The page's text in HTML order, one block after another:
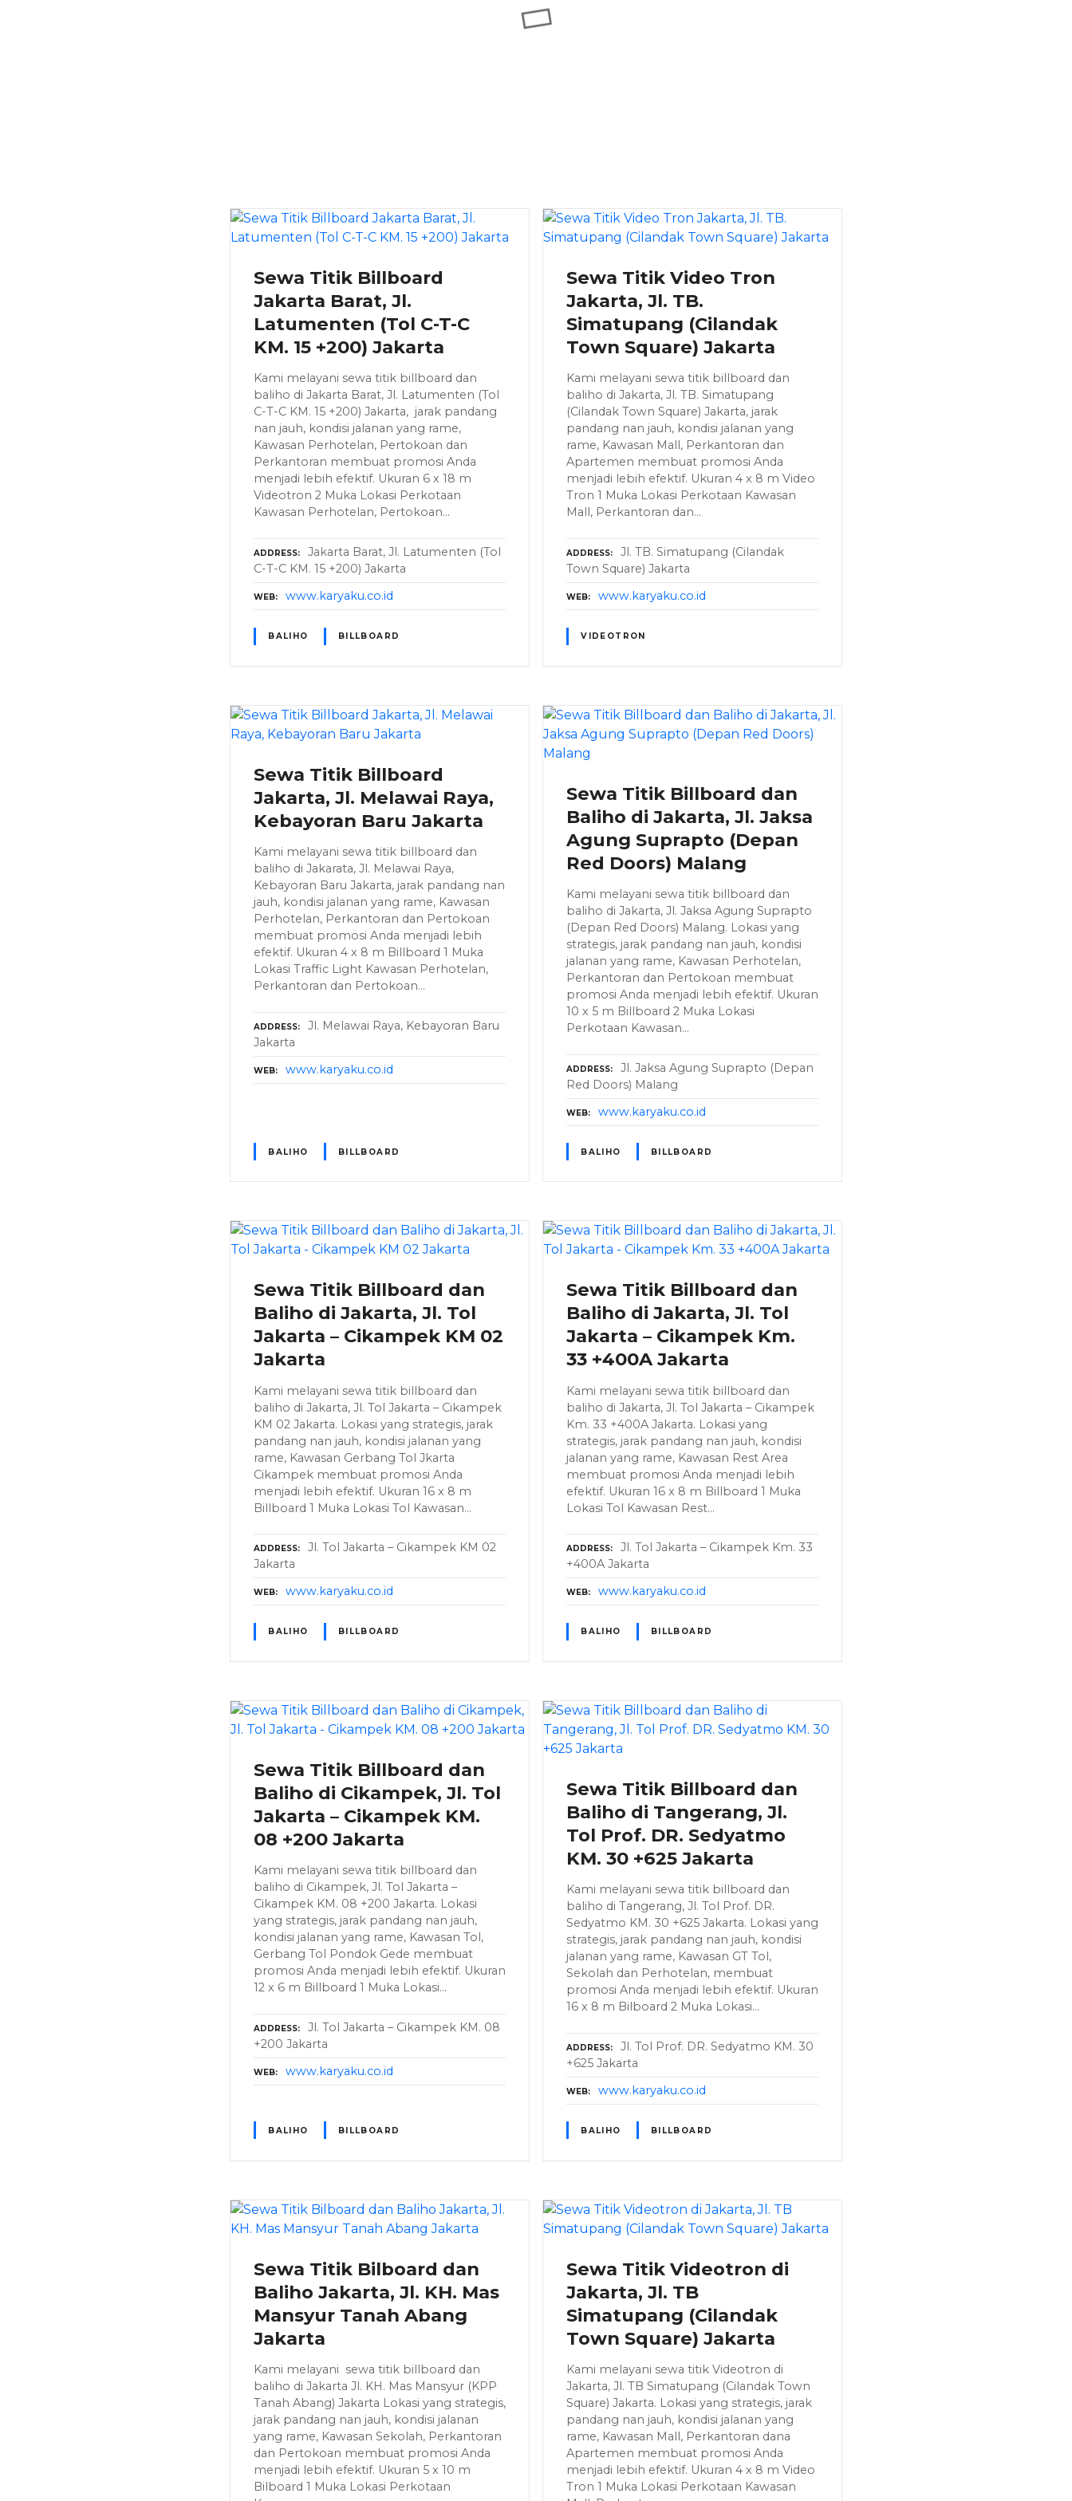
Sewa Titik Billboard
Jakarta Barat, Jl.
Latumenten (Tol C-T-C
KM. 15 +200) Jakarta
Kami melayani sewa titik billboard dan
baliho di Jakarta Barat, Jl. Latumenten (Tol
C-T-C KM. 15 +200) Jakarta, jarak pandang
nan jauh, kondisi jalanan yang rame,
Kawasan Perhotelan, Pertokoan dan
Perkantoran membuat promosi Anda
menjadi lebih efektif. Ukuran 6 x 18 m
Videotron 2 Muka Lokasi Perkotaan
Kawasan Perhotelan, Pertokoan…
ADDRESS
Jakarta Barat, Jl. Latumenten (Tol
C-T-C KM. 15 +200) Jakarta
WEB www.karyaku.co.id
BALIHO BILLBOARD
Sewa Titik Video Tron
Jakarta, Jl. TB.
Simatupang (Cilandak
Town Square) Jakarta
Kami melayani sewa titik billboard dan
baliho di Jakarta, Jl. TB. Simatupang
(Cilandak Town Square) Jakarta, jarak
pandang nan jauh, kondisi jalanan yang
rame, Kawasan Mall, Perkantoran dan
Apartemen membuat promosi Anda
menjadi lebih efektif. Ukuran 4 x 8 m Video
Tron 1 Muka Lokasi Perkotaan Kawasan
Mall, Perkantoran dan…
ADDRESS
Jl. TB. Simatupang (Cilandak
Town Square) Jakarta
WEB www.karyaku.co.id
VIDEOTRON
Sewa Titik Billboard
Jakarta, Jl. Melawai Raya,
Kebayoran Baru Jakarta
Kami melayani sewa titik billboard dan
baliho di Jakarata, Jl. Melawai Raya,
Kebayoran Baru Jakarta, jarak pandang nan
jauh, kondisi jalanan yang rame, Kawasan
Perhotelan, Perkantoran dan Pertokoan
membuat promosi Anda menjadi lebih
efektif. Ukuran 4 x 8 m Billboard 1 Muka
Lokasi Traffic Light Kawasan Perhotelan,
Perkantoran dan Pertokoan…
ADDRESS
Jl. Melawai Raya, Kebayoran Baru
Jakarta
WEB www.karyaku.co.id
BALIHO BILLBOARD
Sewa Titik Billboard dan
Baliho di Jakarta, Jl. Jaksa
Agung Suprapto (Depan
Red Doors) Malang
Kami melayani sewa titik billboard dan
baliho di Jakarta, Jl. Jaksa Agung Suprapto
(Depan Red Doors) Malang. Lokasi yang
strategis, jarak pandang nan jauh, kondisi
jalanan yang rame, Kawasan Perhotelan,
Perkantoran dan Pertokoan membuat
promosi Anda menjadi lebih efektif. Ukuran
10 x 5 m Billboard 2 Muka Lokasi
Perkotaan Kawasan…
ADDRESS
Jl. Jaksa Agung Suprapto (Depan
Red Doors) Malang
WEB www.karyaku.co.id
BALIHO BILLBOARD
Sewa Titik Billboard dan
Baliho di Jakarta, Jl. Tol
Jakarta – Cikampek KM 02
Jakarta
Kami melayani sewa titik billboard dan
baliho di Jakarta, Jl. Tol Jakarta – Cikampek
KM 02 Jakarta. Lokasi yang strategis, jarak
pandang nan jauh, kondisi jalanan yang
rame, Kawasan Gerbang Tol Jkarta
Cikampek membuat promosi Anda
menjadi lebih efektif. Ukuran 16 x 8 m
Billboard 1 Muka Lokasi Tol Kawasan…
ADDRESS
Jl. Tol Jakarta – Cikampek KM 02
Jakarta
WEB www.karyaku.co.id
BALIHO BILLBOARD
Sewa Titik Billboard dan
Baliho di Jakarta, Jl. Tol
Jakarta – Cikampek Km.
33 +400A Jakarta
Kami melayani sewa titik billboard dan
baliho di Jakarta, Jl. Tol Jakarta – Cikampek
Km. 33 +400A Jakarta. Lokasi yang
strategis, jarak pandang nan jauh, kondisi
jalanan yang rame, Kawasan Rest Area
membuat promosi Anda menjadi lebih
efektif. Ukuran 16 x 8 m Billboard 1 Muka
Lokasi Tol Kawasan Rest…
ADDRESS
Jl. Tol Jakarta – Cikampek Km. 33
+400A Jakarta
WEB www.karyaku.co.id
BALIHO BILLBOARD
Sewa Titik Billboard dan
Baliho di Cikampek, Jl. Tol
Jakarta – Cikampek KM.
08 +200 Jakarta
Kami melayani sewa titik billboard dan
baliho di Cikampek, Jl. Tol Jakarta –
Cikampek KM. 08 +200 Jakarta. Lokasi
yang strategis, jarak pandang nan jauh,
kondisi jalanan yang rame, Kawasan Tol,
Gerbang Tol Pondok Gede membuat
promosi Anda menjadi lebih efektif. Ukuran
12 x 6 m Billboard 1 Muka Lokasi…
ADDRESS
Jl. Tol Jakarta – Cikampek KM. 08
+200 Jakarta
WEB www.karyaku.co.id
BALIHO BILLBOARD
Sewa Titik Billboard dan
Baliho di Tangerang, Jl.
Tol Prof. DR. Sedyatmo
KM. 30 +625 Jakarta
Kami melayani sewa titik billboard dan
baliho di Tangerang, Jl. Tol Prof. DR.
Sedyatmo KM. 30 +625 Jakarta. Lokasi yang
strategis, jarak pandang nan jauh, kondisi
jalanan yang rame, Kawasan GT Tol,
Sekolah dan Perhotelan, membuat
promosi Anda menjadi lebih efektif. Ukuran
16 x 8 m Bilboard 2 Muka Lokasi…
ADDRESS
Jl. Tol Prof. DR. Sedyatmo KM. 30
+625 Jakarta
WEB www.karyaku.co.id
BALIHO BILLBOARD
Sewa Titik Bilboard dan
Baliho Jakarta, Jl. KH. Mas
Mansyur Tanah Abang
Jakarta
Kami melayani sewa titik billboard dan
baliho di Jakarta Jl. KH. Mas Mansyur (KPP
Tanah Abang) Jakarta Lokasi yang strategis,
jarak pandang nan jauh, kondisi jalanan
yang rame, Kawasan Sekolah, Perkantoran
dan Pertokoan membuat promosi Anda
menjadi lebih efektif. Ukuran 5 x 10 m
Bilboard 1 Muka Lokasi Perkotaan
Sewa Titik Videotron di
Jakarta, Jl. TB
Simatupang (Cilandak
Town Square) Jakarta
Kami melayani sewa titik Videotron di
Jakarta, Jl. TB Simatupang (Cilandak Town
Square) Jakarta. Lokasi yang strategis, jarak
pandang nan jauh, kondisi jalanan yang
rame, Kawasan Mall, Perkantoran dana
Apartemen membuat promosi Anda
menjadi lebih efektif. Ukuran 4 x 8 m Video
Tron 1 Muka Lokasi Perkotaan Kawasan